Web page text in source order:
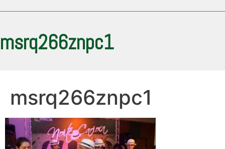
msrq266znpc1
msrq266znpc1